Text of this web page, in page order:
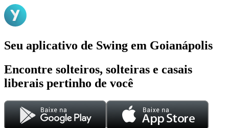
Seu aplicativo de Swing em Goianápolis
Encontre solteiros, solteiras e casais
liberais pertinho de você